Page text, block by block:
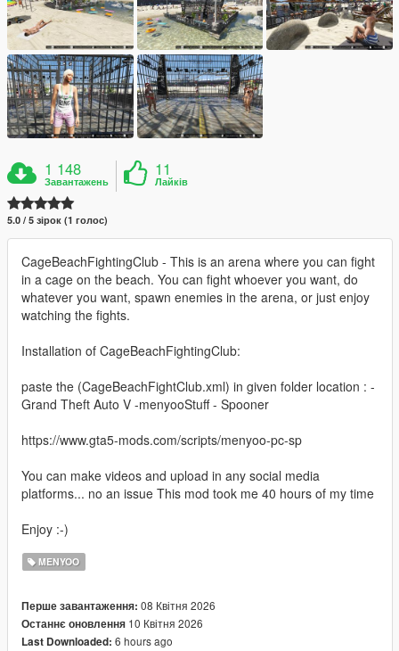
1 148
Завантажень
11
Лайків
5.0 / 5 зірок (1 голос)
CageBeachFightingClub - This is an arena where you can fight
in a cage on the beach. You can fight whoever you want, do
whatever you want, spawn enemies in the arena, or just enjoy
watching the fights.
Installation of CageBeachFightingClub:
paste the (CageBeachFightClub.xml) in given folder location : -
Grand Theft Auto V -menyooStuff - Spooner
https://www.gta5-mods.com/scripts/menyoo-pc-sp
You can make videos and upload in any social media
platforms... no an issue This mod took me 40 hours of my time
Enjoy :-)
MENYOO
Перше завантаження: 08 Квітня 2026
Останнє оновлення 10 Квітня 2026
Last Downloaded: 6 hours ago